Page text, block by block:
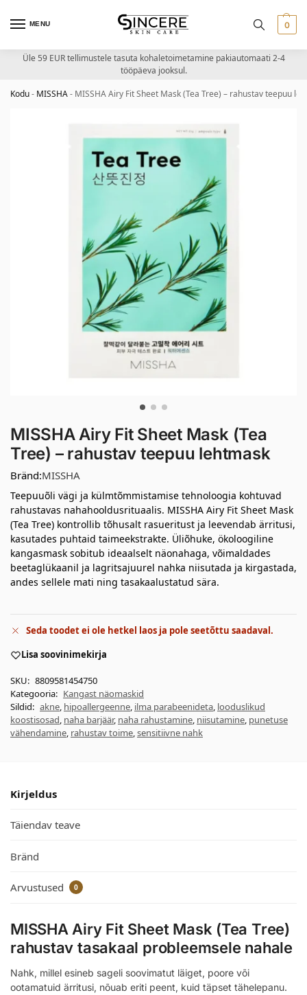
MENU 0
Üle 59 EUR tellimustele tasuta kohaletoimetamine pakiautomaati 2-4
tööpäeva jooksul.
Kodu- MISSHA- MISSHA Airy Fit Sheet Mask (Tea Tree) – rahustav teepuu
MISSHA Airy Fit Sheet Mask (Tea
Tree) – rahustav teepuu lehtmask
Bränd:MISSHA
Teepuuõli vägi ja külmtõmmistamise tehnoloogia kohtuvad
rahustavas nahahooldusrituaalis. MISSHA Airy Fit Sheet Mask
(Tea Tree) kontrollib tõhusalt rasueritust ja leevendab ärritusi,
kasutades puhtaid taimeekstrakte. Üliõhuke, ökoloogiline
kangasmask sobitub ideaalselt näonahaga, võimaldades
beetaglükaanil ja lagritsajuurel nahka niisutada ja kirgastada,
andes sellele mati ning tasakaalustatud sära.
Seda toodet ei ole hetkel laos ja pole seetõttu saadaval.
Lisa soovinimekirja
SKU: 8809581454750
Kategooria: Kangast näomaskid
Sildid: akne, hipoallergeenne, ilma parabeenideta, looduslikud
koostisosad, naha barjäär, naha rahustamine, niisutamine, punetuse
vähendamine, rahustav toime,sensitiivne nahk
Kirjeldus
Täiendav teave
Bränd
Arvustused 0
MISSHA Airy Fit Sheet Mask (Tea Tree)
rahustav tasakaal probleemsele nahale
Nahk, millel esineb sageli soovimatut läiget, poore või
ootamatuid ärritusi, nõuab eriti peent, kuid täpset tähelepanu.